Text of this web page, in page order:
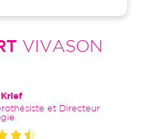
VIVASON
Krief
et Directeur